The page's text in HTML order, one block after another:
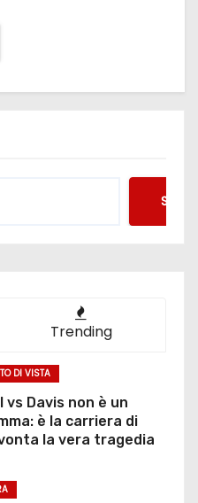
Trending
DI VISTA
vs Davis non è un
è la carriera di
la vera tragedia